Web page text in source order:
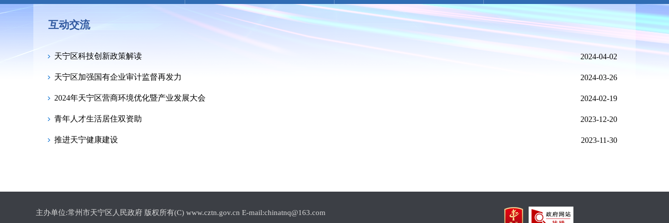
互动交流
天宁区科技创新政策解读 2024-04-02
天宁区加强国有企业审计监督再发力 2024-03-26
2024年天宁区营商环境优化暨产业发展大会 2024-02-19
青年人才生活居住双资助 2023-12-20
推进天宁健康建设 2023-11-30
主办单位:常州市天宁区人民政府 版权所有(C) www.cztn.gov.cn E-mail:chinatnq@163.com